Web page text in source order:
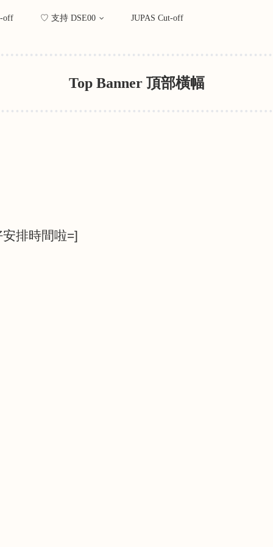
off ♡ 支持 DSE00 JUPAS Cut-off
Top Banner 頂部橫幅
排時間啦=]